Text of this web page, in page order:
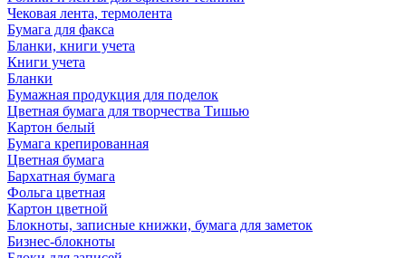
Чековая лента, термолента
Бумага для факса
Бланки, книги учета
Книги учета
Бланки
Бумажная продукция для поделок
Цветная бумага для творчества Тишью
Картон белый
Бумага крепированная
Цветная бумага
Бархатная бумага
Фольга цветная
Картон цветной
Блокноты, записные книжки, бумага для заметок
Бизнес-блокноты